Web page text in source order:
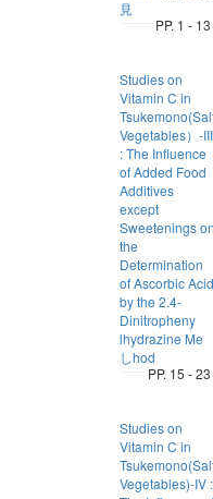
見
PP. 1 - 13
Studies on
Vitamin C in
Vegetables）-III
: The Influence
of Added Food
Additives
except
Sweetenings
the
Determination
of Ascorbic Acid
by the 2.4-
Dinitropheny
lhydrazine Me
しhod
PP. 15 - 23
Studies on
Vitamin C in
Vegetables)-IV :